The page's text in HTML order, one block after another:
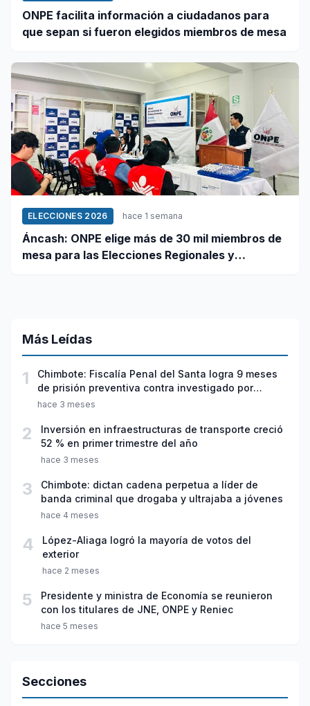
ONPE facilita información a ciudadanos para
que sepan si fueron elegidos miembros de mesa
ELECCIONES 2026 hace 1 semana
Áncash: ONPE elige más de 30 mil miembros de
mesa para las Elecciones Regionales y
Más Leídas
1
Chimbote: Fiscalía Penal del Santa logra 9 meses
de prisión preventiva contra investigado por
violación sexual y tentativa de feminicidio
hace 3 meses
2
Inversión en infraestructuras de transporte creció
52 % en primer trimestre del año
hace 3 meses
3
Chimbote: dictan cadena perpetua a líder de
banda criminal que drogaba y ultrajaba a jóvenes
hace 4 meses
4
López-Aliaga logró la mayoría de votos del
exterior
hace 2 meses
5
Presidente y ministra de Economía se reunieron
con los titulares de JNE, ONPE y Reniec
hace 5 meses
Secciones